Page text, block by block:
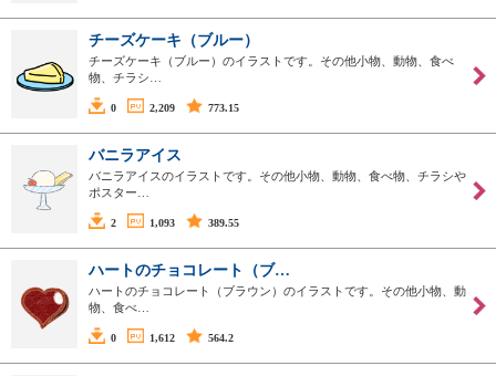
チーズケーキ（ブルー）
チーズケーキ（ブルー）のイラストです。その他小物、動物、食べ
物、チラシ…
0 2,209 773.15
バニラアイス
バニラアイスのイラストです。その他小物、動物、食べ物、チラシや
ポスター…
2 1,093 389.55
ハートのチョコレート（ブ…
ハートのチョコレート（ブラウン）のイラストです。その他小物、動
物、食べ…
0 1,612 564.2